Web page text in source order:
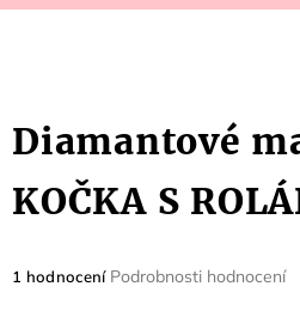
Diamantové
KOČKA S
Průměrné
1 hodnocení Podrobnosti hodnocení